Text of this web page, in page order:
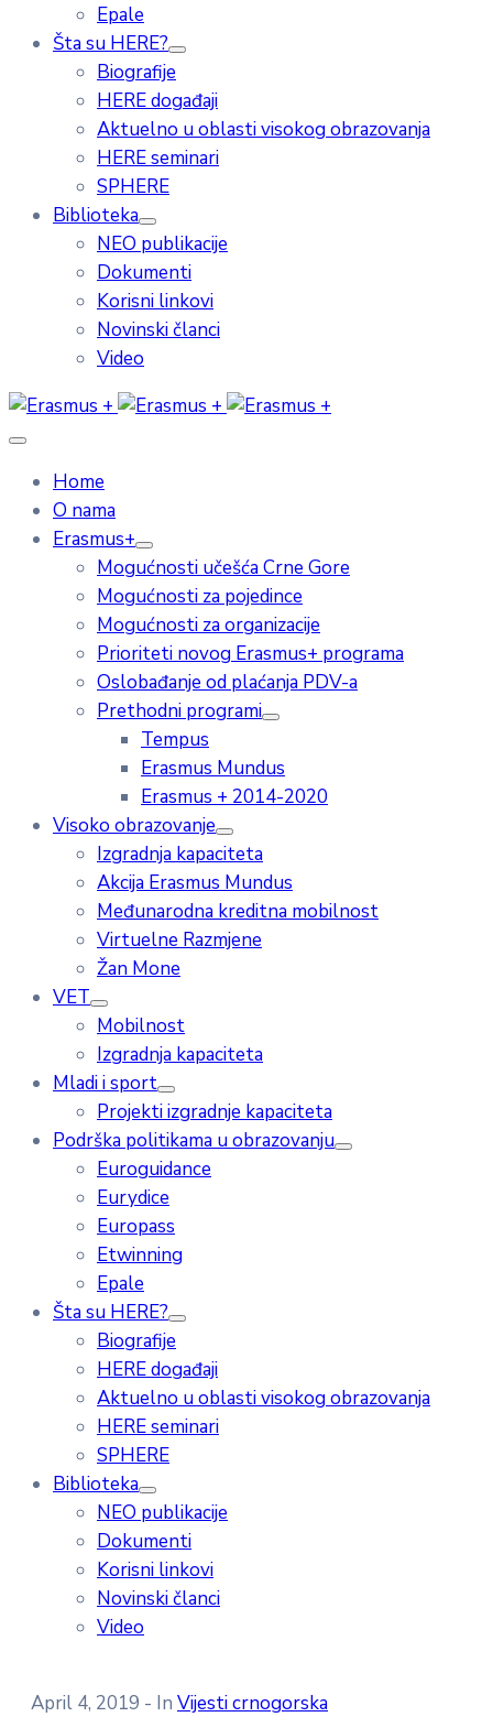
Epale
Šta su HERE?
Biografije
HERE događaji
Aktuelno u oblasti visokog obrazovanja
HERE seminari
SPHERE
Biblioteka
NEO publikacije
Dokumenti
Korisni linkovi
Novinski članci
Video
Home
O nama
Erasmus+
Mogućnosti učešća Crne Gore
Mogućnosti za pojedince
Mogućnosti za organizacije
Prioriteti novog Erasmus+ programa
Oslobađanje od plaćanja PDV-a
Prethodni programi
Tempus
Erasmus Mundus
Erasmus + 2014-2020
Visoko obrazovanje
Izgradnja kapaciteta
Akcija Erasmus Mundus
Međunarodna kreditna mobilnost
Virtuelne Razmjene
Žan Mone
VET
Mobilnost
Izgradnja kapaciteta
Mladi i sport
Projekti izgradnje kapaciteta
Podrška politikama u obrazovanju
Euroguidance
Eurydice
Europass
Etwinning
Epale
Šta su HERE?
Biografije
HERE događaji
Aktuelno u oblasti visokog obrazovanja
HERE seminari
SPHERE
Biblioteka
NEO publikacije
Dokumenti
Korisni linkovi
Novinski članci
Video
April 4, 2019 - In Vijesti crnogorska